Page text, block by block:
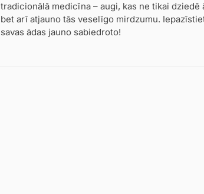
tradicionālā medicīna – augi, kas ne tikai dziedē
bet arī atjauno tās veselīgo mirdzumu.
savas ādas jauno sabiedroto!